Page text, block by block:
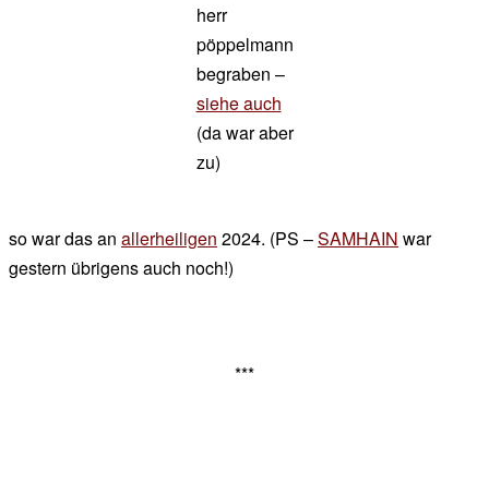
herr
pöppelmann
begraben –
siehe auch
(da war aber
zu)
so war das an allerheiligen 2024. (PS –SAMHAIN war
gestern übrigens auch noch!)
***